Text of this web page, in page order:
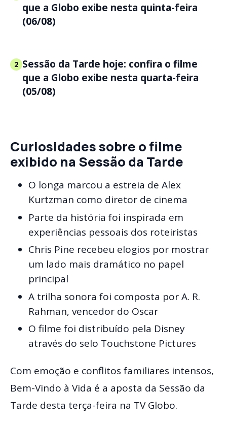
que a Globo exibe nesta quinta-feira
(06/08)
2 Sessão da Tarde hoje: confira o filme
que a Globo exibe nesta quarta-feira
(05/08)
Curiosidades sobre o filme
exibido na Sessão da Tarde
O longa marcou a estreia de Alex
Kurtzman como diretor de cinema
Parte da história foi inspirada em
experiências pessoais dos roteiristas
Chris Pine recebeu elogios por mostrar
um lado mais dramático no papel
principal
A trilha sonora foi composta por A. R.
Rahman, vencedor do Oscar
O filme foi distribuído pela Disney
através do selo Touchstone Pictures
Com emoção e conflitos familiares intensos,
Bem-Vindo à Vida é a aposta da Sessão da
Tarde desta terça-feira na TV Globo.